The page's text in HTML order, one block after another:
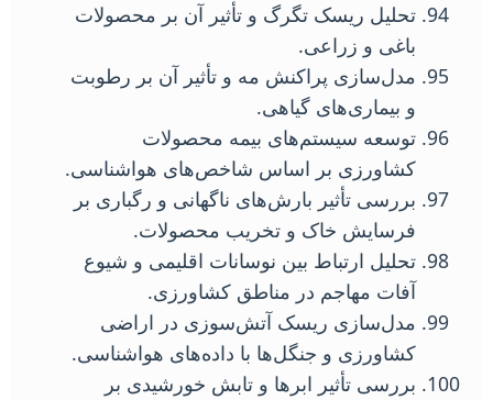
تحلیل ریسک تگرگ و تأثیر آن بر محصولات
باغی و زراعی.
مدل‌سازی پراکنش مه و تأثیر آن بر رطوبت
و بیماری‌های گیاهی.
توسعه سیستم‌های بیمه محصولات
کشاورزی بر اساس شاخص‌های هواشناسی.
بررسی تأثیر بارش‌های ناگهانی و رگباری بر
فرسایش خاک و تخریب محصولات.
تحلیل ارتباط بین نوسانات اقلیمی و شیوع
آفات مهاجم در مناطق کشاورزی.
مدل‌سازی ریسک آتش‌سوزی در اراضی
کشاورزی و جنگل‌ها با داده‌های هواشناسی.
بررسی تأثیر ابرها و تابش خورشیدی بر